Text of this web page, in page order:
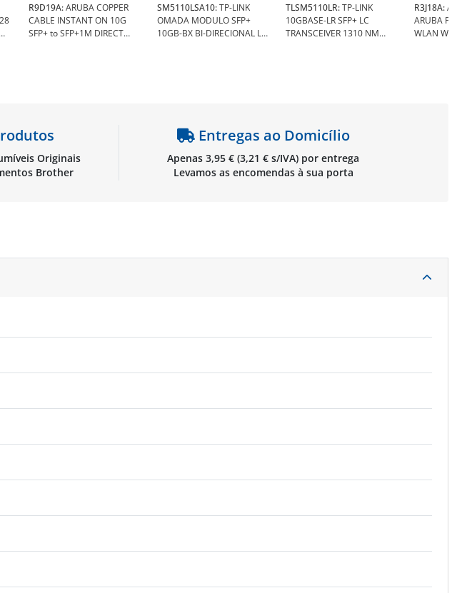
R9D19A:ARUBA COPPER
CABLE INSTANT ON 10G
SFP+ to SFP+1M DIRECT
SM5110LSA10:TP-LINK
OMADA MODULO SFP+
10GB-BX BI-DIRECIONAL LC
TLSM5110LR:TP-LINK
10GBASE-LR SFP+ LC
TRANSCEIVER 1310 NM
R3J18A:
ARUBA
WLAN
Originais
Brother
Entregas ao Domicílio
Apenas 3,95 € (3,21 € s/IVA) por entrega
Levamos as encomendas à sua porta